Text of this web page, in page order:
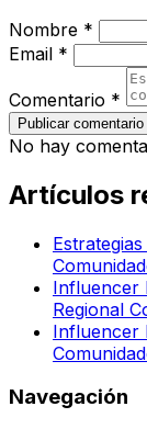
Nombre *
Email *
Comentario *
Publicar comentario
No hay
Artículos
Influencer
Regional
Influencer
Navegación